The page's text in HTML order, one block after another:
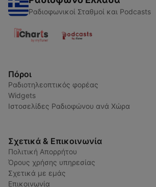
Ραδιοφωνικοί Σταθμοί και Podcasts
Πόροι
Ραδιοτηλεοπτικός φορέας
Widgets
Ιστοσελίδες Ραδιοφώνου ανά Χώρα
Σχετικά & Επικοινωνία
Πολιτική Απορρήτου
Όρους χρήσης υπηρεσίας
Σχετικά με εμάς
Επικοινωνία